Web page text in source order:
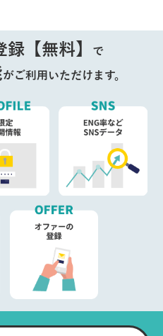
【無料】 で
がご利用いただけます。